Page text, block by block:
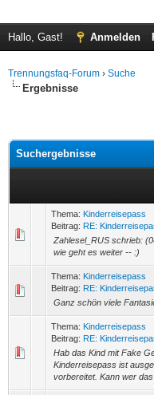
Hallo, Gast! Anmelden
Trennungsfaq-Forum › Suche
Ergebnisse
Suchergebnisse
Thema: Kinderreisepass
Beitrag: RE:
Zahlesel_RUS schrieb:
wie geht es weiter -- :)
Thema: Kinderreisepass
Beitrag: RE:
Ganz schön viele
Thema: Kinderreisepass
Beitrag: RE:
Hab das Kind mit Fake
Kinderreisepass ist
vorbereitet. Kann wer das